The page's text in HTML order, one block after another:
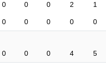
0 0 0 2 1
0 0 0 0 0
0 0 0 4 5